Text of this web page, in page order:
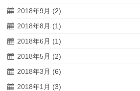
2018年9月 (2)
2018年8月 (1)
2018年6月 (1)
2018年5月 (2)
2018年3月 (6)
2018年1月 (3)